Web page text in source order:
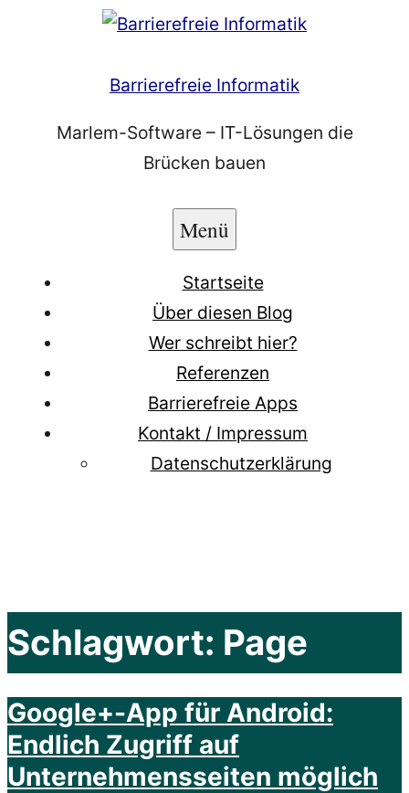
Barrierefreie Informatik
Marlem-Software – IT-Lösungen die
Brücken bauen
Menü
Startseite
Über diesen Blog
Wer schreibt hier?
Referenzen
Barrierefreie Apps
Kontakt / Impressum
Datenschutzerklärung
Schlagwort: Page
Google+-App für Android:
Endlich Zugriff auf
Unternehmensseiten möglich